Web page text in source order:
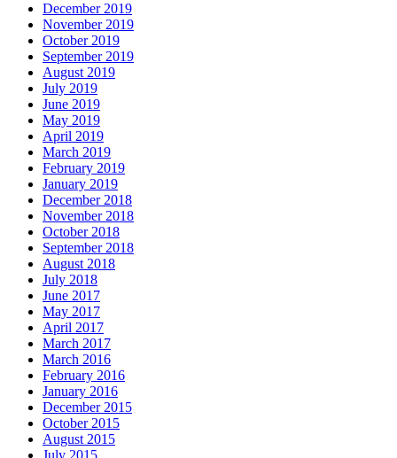
December 2019
November 2019
October 2019
September 2019
August 2019
July 2019
June 2019
May 2019
April 2019
March 2019
February 2019
January 2019
December 2018
November 2018
October 2018
September 2018
August 2018
July 2018
June 2017
May 2017
April 2017
March 2017
March 2016
February 2016
January 2016
December 2015
October 2015
August 2015